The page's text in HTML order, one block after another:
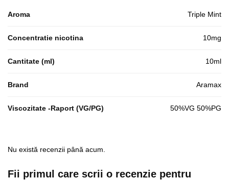
Aroma Triple Mint
Concentratie nicotina 10mg
Cantitate (ml) 10ml
Brand Aramax
Viscozitate -Raport (VG/PG) 50%VG 50%PG
Nu există recenzii până acum.
Fii primul care scrii o recenzie pentru